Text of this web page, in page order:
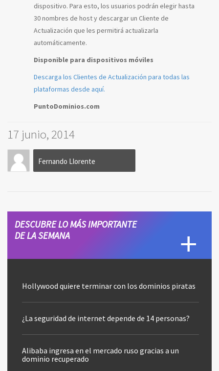
dispositivo. Para esto, los usuarios podrán elegir hasta
30 nombres de host y descargar un Cliente de
Actualización que les permitirá actualizarla
automáticamente.
Disponible para dispositivos móviles
Descarga los Clientes de Actualización para todas las
plataformas desde aquí.
PuntoDominios.com
17 junio, 2014
Fernando Llorente
DESCUBRE LO MÁS IMPORTANTE
DE LA SEMANA
Hollywood quiere terminar con los dominios piratas
¿La seguridad de internet depende de 14 personas?
Alibaba ingresa en el mercado ruso gracias a un
dominio recuperado